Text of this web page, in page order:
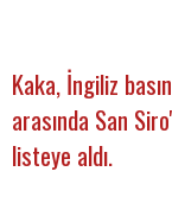
Kaka, İngiliz
arasında San
listeye aldı.